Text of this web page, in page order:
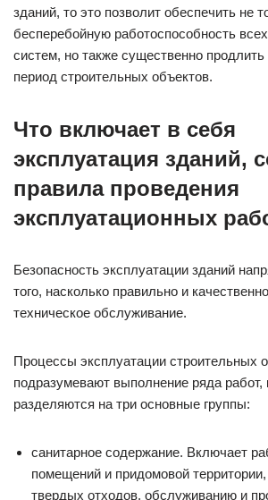
зданий, то это позволит обеспечить не
бесперебойную работоспособность
систем, но также существенно
период строительных объектов.
Что включает в себя
эксплуатация зданий,
правила проведения
эксплуатационных
Безопасность эксплуатации зданий
того, насколько правильно и
техническое обслуживание.
Процессы эксплуатации строительных
подразумевают выполнение ряда работ,
разделяются на три основные группы:
санитарное содержание. Включает
помещений и придомовой
твердых отходов, обслуживанию и